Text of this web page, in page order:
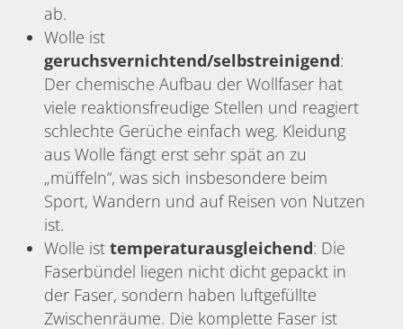
ab.
Wolle ist
geruchsvernichtend/selbstreinigend:
Der chemische Aufbau der Wollfaser hat
viele reaktionsfreudige Stellen und reagiert
schlechte Gerüche einfach weg. Kleidung
aus Wolle fängt erst sehr spät an zu
„müffeln“, was sich insbesondere beim
Sport, Wandern und auf Reisen von Nutzen
ist.
Wolle isttemperaturausgleichend: Die
Faserbündel liegen nicht dicht gepackt in
der Faser, sondern haben luftgefüllte
Zwischenräume. Die komplette Faser ist